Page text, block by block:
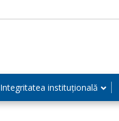
Integritatea instituțională